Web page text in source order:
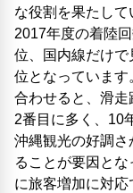
な役割を果たして
2017年度の着陸
位、国内線だけ
位となっていま
合わせると、滑
2番目に多く、10
沖縄観光の好調
ることが要因と
に旅客増加に対応